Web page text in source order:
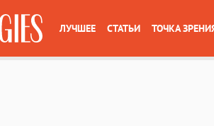
ЛУЧШЕЕ СТАТЬИ ТОЧКА